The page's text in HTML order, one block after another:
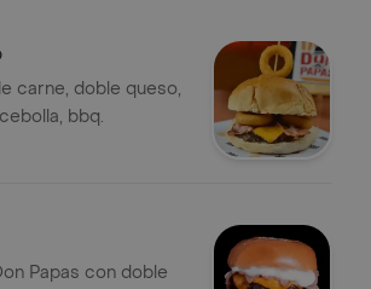
carne, doble queso,
bbq.
Papas con doble